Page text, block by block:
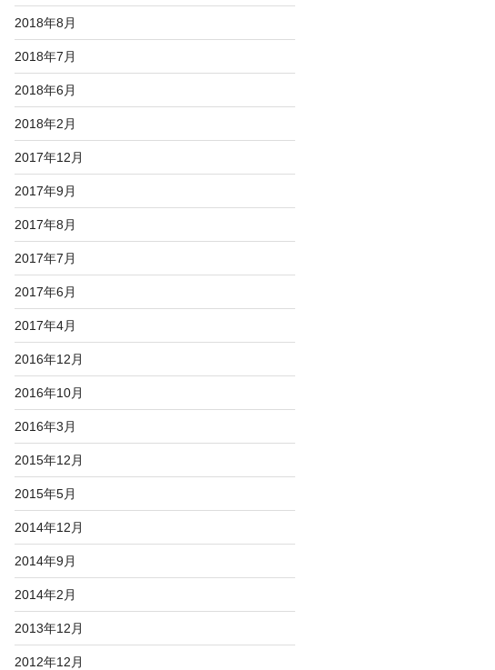
2018年8月
2018年7月
2018年6月
2018年2月
2017年12月
2017年9月
2017年8月
2017年7月
2017年6月
2017年4月
2016年12月
2016年10月
2016年3月
2015年12月
2015年5月
2014年12月
2014年9月
2014年2月
2013年12月
2012年12月